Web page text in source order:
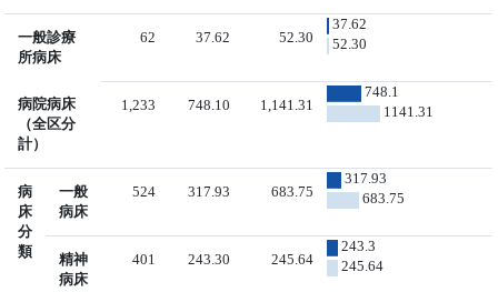
一般診療
所病床
62 37.62 52.30
37.62
52.30
病院病床
（全区分
計）
1,233 748.10 1,141.31
748.1
1141.31
病
床
分
類
一般
病床
524 317.93 683.75
317.93
683.75
精神
病床
401 243.30 245.64
243.3
245.64